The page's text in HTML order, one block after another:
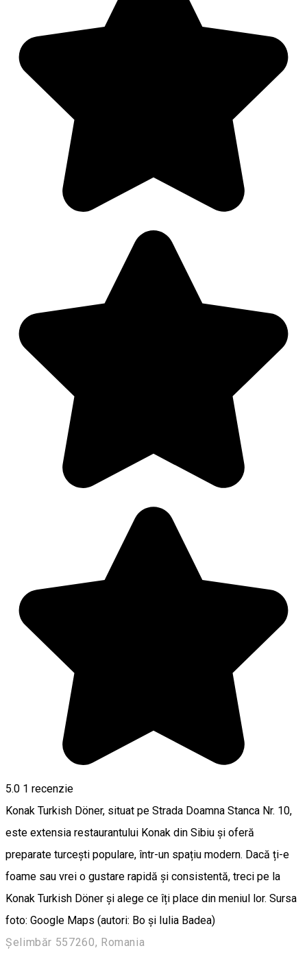
5.0 1 recenzie
Konak Turkish Döner, situat pe Strada Doamna Stanca Nr. 10,
este extensia restaurantului Konak din Sibiu și oferă
preparate turcești populare, într-un spațiu modern. Dacă ți-e
foame sau vrei o gustare rapidă și consistentă, treci pe la
Konak Turkish Döner și alege ce îți place din meniul lor. Sursa
foto: Google Maps (autori: Bo și Iulia Badea)
Șelimbăr 557260, Romania